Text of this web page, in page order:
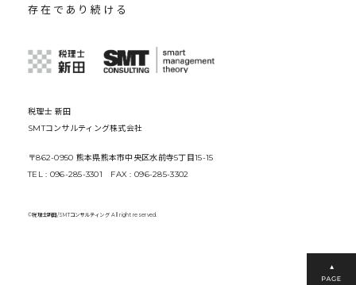
存在であり続ける
税理士 新田
SMTコンサルティング株式会社
〒862-0950 熊本県熊本市中央区水前寺5丁目15-15
TEL : 096-285-3301 FAX : 096-285-3302
©税理士新田/SMTコンサルティング All right reserved.